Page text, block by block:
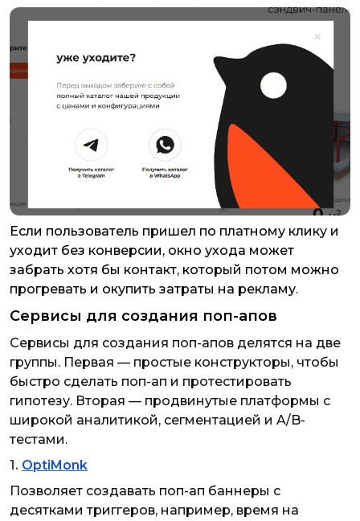
Если пользователь пришел по платному клику и
уходит без конверсии, окно ухода может
забрать хотя бы контакт, который потом можно
прогревать и окупить затраты на рекламу.
Сервисы для создания поп-апов
Сервисы для создания поп-апов делятся на две
группы. Первая — простые конструкторы, чтобы
быстро сделать поп-ап и протестировать
гипотезу. Вторая — продвинутые платформы с
широкой аналитикой, сегментацией и A/B-
тестами.
1. OptiMonk
Позволяет создавать поп-ап баннеры с
десятками триггеров, например, время на